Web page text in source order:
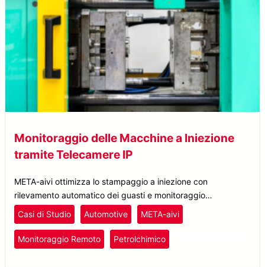
Monitoraggio delle Macchine a Iniezione
tramite Telecamere IP
META-aivi ottimizza lo stampaggio a iniezione con
rilevamento automatico dei guasti e monitoraggio
intelligente, migliorando l’efficienza, riducendo i fermi
macchina e abbattendo i costi.
Casi di Studio Automotive META-aivi
Monitoraggio Remoto Petrolchimico